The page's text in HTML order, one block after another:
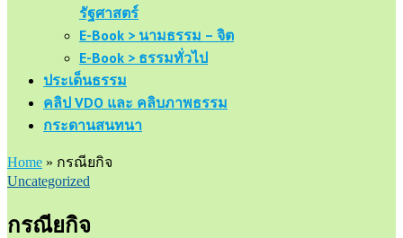
รัฐศาสตร์
E-Book > นามธรรม – จิต
E-Book > ธรรมทั่วไป
ประเด็นธรรม
คลิป VDO และ คลิบภาพธรรม
กระดานสนทนา
Home » กรณียกิจ
Uncategorized
กรณียกิจ